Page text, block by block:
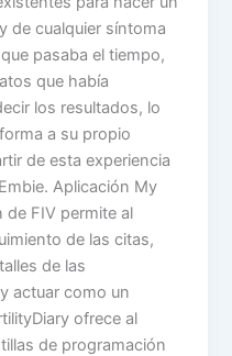
de cualquier síntoma
pasaba el tiempo,
que había
los resultados, lo
a su propio
de esta experiencia
Aplicación My
de FIV permite al
de las citas,
de las
actuar como un
ofrece al
de programación